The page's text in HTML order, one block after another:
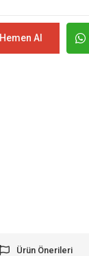
Hemen Al
Ürün Önerileri